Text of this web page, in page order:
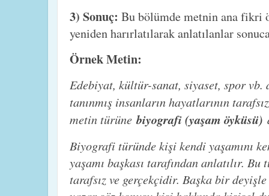
3) Sonuç: Bu bölümde metnin ana fikri
yeniden harırlatılarak anlatılanlar
Örnek Metin:
Edebiyat, kültür-sanat, siyaset, spor vb.
tanınmış insanların hayatlarının
metin türünebiyografi (yaşam öyküsü)
Biyografi türünde kişi kendi yaşamını
yaşamı başkası tarafından anlatılır.
tarafsız ve gerçekçidir. Başka bir